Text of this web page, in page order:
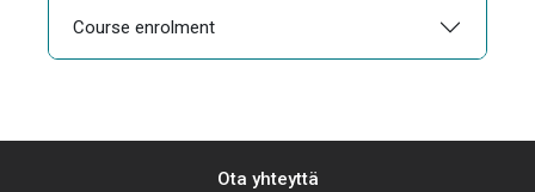
Course enrolment
Ota yhteyttä